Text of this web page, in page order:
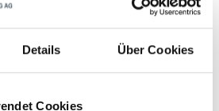
Details Über Cookies
Cookies